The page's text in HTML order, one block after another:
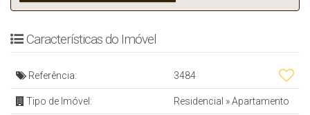
Características do Imóvel
Referência: 3484
Tipo de Imóvel: Residencial »Apartamento